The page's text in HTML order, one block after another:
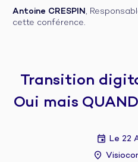
Antoine CRESPIN,
cette conférence.
Transition
Oui mais
Le 22